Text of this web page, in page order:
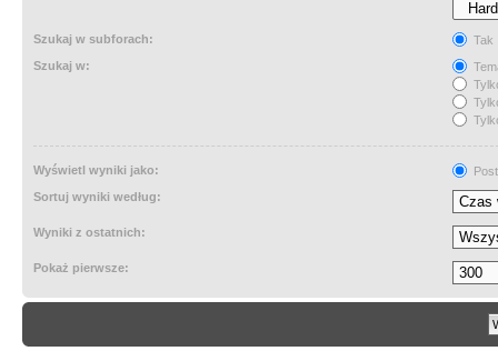
Szukaj w subforach:
Tak
Szukaj w:
Wyświetl wyniki jako:
Sortuj wyniki według:
Wyniki z ostatnich:
Pokaż pierwsze: